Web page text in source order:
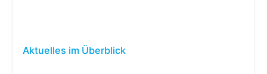
Aktuelles im Überblick